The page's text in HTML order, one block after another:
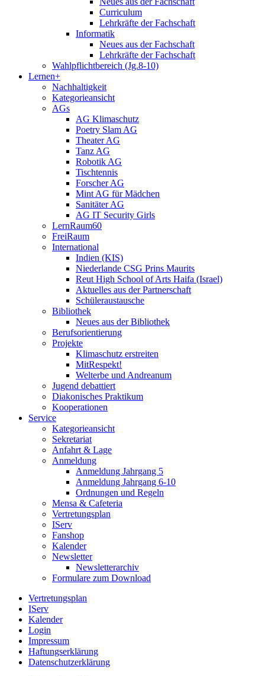
Curriculum
Lehrkräfte der Fachschaft
Informatik
Neues aus der Fachschaft
Lehrkräfte der Fachschaft
Wahlpflichtbereich (Jg.8-10)
Lernen+
Nachhaltigkeit
Kategorieansicht
AGs
AG Klimaschutz
Poetry Slam AG
Theater AG
Tanz AG
Robotik AG
Tischtennis
Forscher AG
Mint AG für Mädchen
Sanitäter AG
AG IT Security Girls
LernRaum60
FreiRaum
International
Indien (KIS)
Niederlande CSG Prins Maurits
Reut High School of Arts Haifa (Israel)
Aktuelles aus der Partnerschaft
Schüleraustausche
Bibliothek
Neues aus der Bibliothek
Berufsorientierung
Projekte
Klimaschutz erstreiten
MitRespekt!
Welterbe und Andreanum
Jugend debattiert
Diakonisches Praktikum
Kooperationen
Service
Kategorieansicht
Sekretariat
Anfahrt & Lage
Anmeldung
Anmeldung Jahrgang 5
Anmeldung Jahrgang 6-10
Ordnungen und Regeln
Mensa & Cafeteria
Vertretungsplan
IServ
Fanshop
Kalender
Newsletter
Newsletterarchiv
Formulare zum Download
Vertretungsplan
IServ
Kalender
Login
Impressum
Haftungserklärung
Datenschutzerklärung